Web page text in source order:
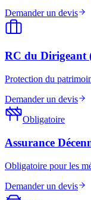
Demander un devis
RC du Dirigeant
Protection du
Demander un devis
Obligatoire
Assurance
Obligatoire pour les
Demander un devis